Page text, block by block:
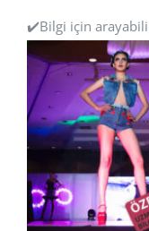
✔️Bilgi için